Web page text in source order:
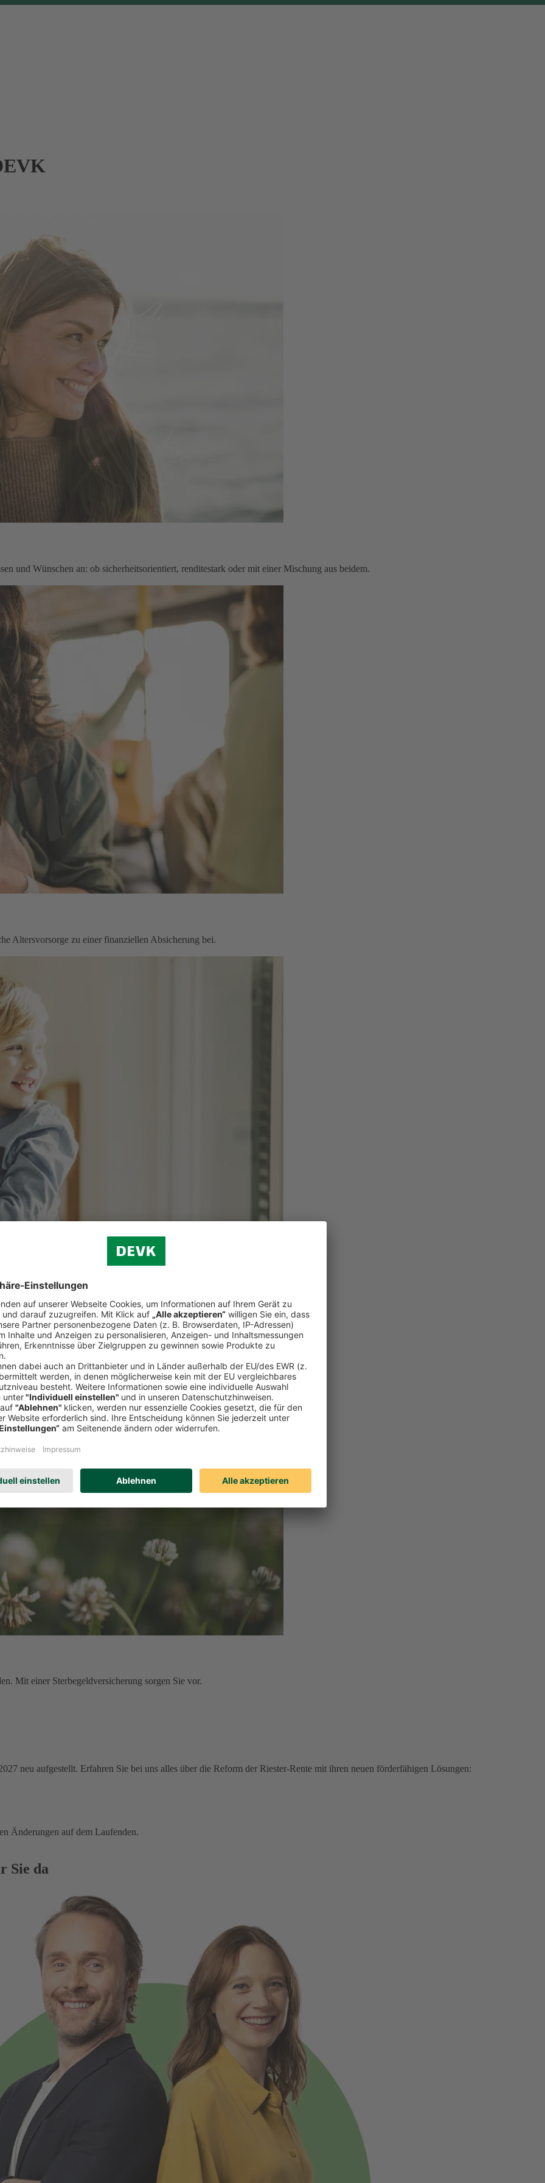
und Wünschen an: ob sicherheitsorientiert, renditestark oder mit einer Mischung aus beidem.
Altersvorsorge zu einer finanziellen Absicherung bei.
schützen Sie Ihre Lieben im Todesfall vor finanziellen Risiken.
Mit einer Sterbegeldversicherung sorgen Sie vor.
neu aufgestellt. Erfahren Sie bei uns alles über die Reform der Riester-Rente mit ihren neuen förderfähigen Lösungen:
Änderungen auf dem Laufenden.
Sie da